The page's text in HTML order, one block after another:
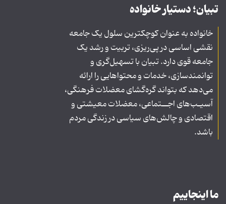
تبیان؛ دستیار خانواده
خانواده به عنوان کوچکترین سلول یک جامعه
نقشی اساسی در پی‌ریزی، تربیت و رشد یک
جامعه قوی دارد. تبیان با تسهیل‌گری و
توانمندسازی، خدمات و محتواهایی را ارائه
می‌دهد که بتواند گره‌گشای معضلات فرهنگی،
آسیـب‌های اجــتماعی، معضلات معیشتی و
اقتصادی و چالش‌های سیاسی در زندگی مردم
باشد.
ما اینجاییم